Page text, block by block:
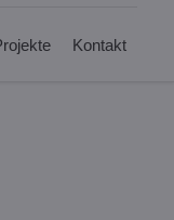
Kontakt